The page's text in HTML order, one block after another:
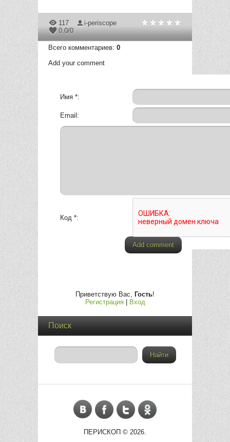
117
i-periscope
0.0/0
Всего комментариев: 0
Add your comment
Имя *:
Email:
Код *:
Приветствую Вас, Гость!
Регистрация| Вход
Поиск
ПЕРИСКОП © 2026.